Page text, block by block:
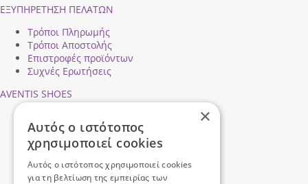
ΕΞΥΠΗΡΕΤΗΣΗ ΠΕΛΑΤΩΝ
Τρόποι Πληρωμής
Τρόποι Αποστολής
Επιστροφές προϊόντων
Συχνές Ερωτήσεις
AVENTIS SHOES
Ασφάλεια Συναλλαγών
Προσωπικά Δεδομένα
Όροι Χρήσης
×
Αυτός ο ιστότοπος
χρησιμοποιεί cookies
Αυτός ο ιστότοπος χρησιμοποιεί cookies
για τη βελτίωση της εμπειρίας των